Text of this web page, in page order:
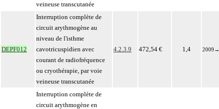
veineuse transcutanée
DEPF012
Interruption complète de
circuit arythmogène au
niveau de l'isthme
cavotricuspidien avec
courant de radiofréquence
ou cryothérapie, par voie
veineuse transcutanée
4.2.3.9 472,54 € 1,4 2009 →
Interruption complète de
circuit arythmogène en